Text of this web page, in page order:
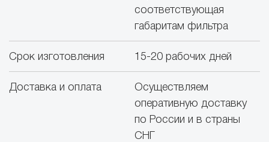
соответствующая
габаритам фильтра
Срок изготовления 15-20 рабочих дней
Доставка и оплата
Осуществляем
оперативную доставку
по России и в страны
СНГ